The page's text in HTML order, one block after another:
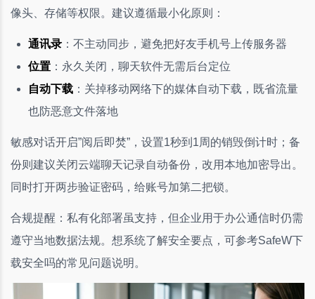
像头、存储等权限。建议遵循最小化原则：
通讯录 ：不主动同步，避免把好友手机号上传服务器
位置 ：永久关闭，聊天软件无需后台定位
自动下载 ：关掉移动网络下的媒体自动下载，既省流量
也防恶意文件落地
敏感对话开启”阅后即焚”，设置1秒到1周的销毁倒计时；备
份则建议关闭云端聊天记录自动备份，改用本地加密导出。
同时打开两步验证密码，给账号加第二把锁。
合规提醒：私有化部署虽支持，但企业用于办公通信时仍需
遵守当地数据法规。想系统了解安全要点，可参考SafeW下
载安全吗的常见问题说明。